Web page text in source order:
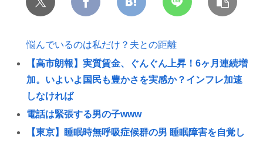
悩んでいるのは私だけ？夫との距離
【高市朗報】実質賃金、ぐんぐん上昇！6ヶ月連続増
加。いよいよ国民も豊かさを実感か？インフレ加速
しなければ
電話は緊張する男の子www
【東京】睡眠時無呼吸症候群の男 睡眠障害を自覚し